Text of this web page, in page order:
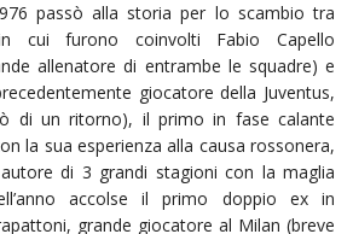
passò alla storia per lo scambio tra
cui furono coinvolti Fabio Capello
allenatore di entrambe le squadre) e
giocatore della Juventus,
di un ritorno), il primo in fase calante
la sua esperienza alla causa rossonera,
di 3 grandi stagioni con la maglia
accolse il primo doppio ex in
grande giocatore al Milan (breve